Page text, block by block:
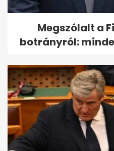
Megszólalt a
botrányról: